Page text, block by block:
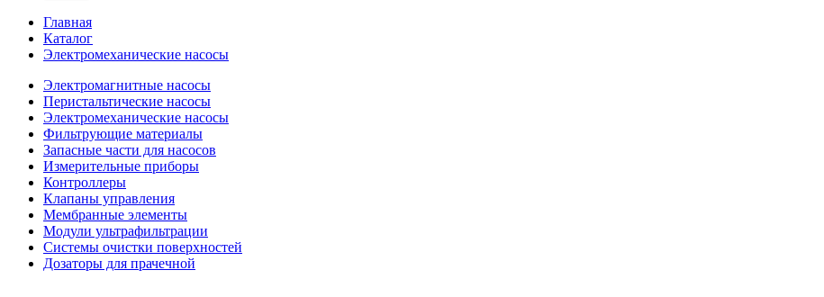
Главная
Каталог
Электромеханические насосы
Электромагнитные насосы
Перистальтические насосы
Электромеханические насосы
Фильтрующие материалы
Запасные части для насосов
Измерительные приборы
Контроллеры
Клапаны управления
Мембранные элементы
Модули ультрафильтрации
Системы очистки поверхностей
Дозаторы для прачечной